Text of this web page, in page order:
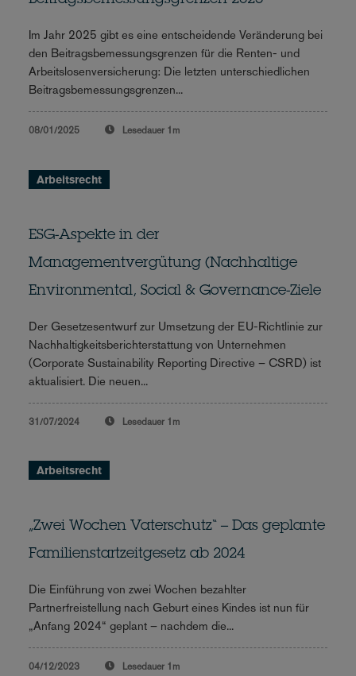
Im Jahr 2025 gibt es eine entscheidende Veränderung bei
den Beitragsbemessungsgrenzen für die Renten- und
Arbeitslosenversicherung: Die letzten unterschiedlichen
Beitragsbemessungsgrenzen...
08/01/2025 Lesedauer 1m
Arbeitsrecht
ESG-Aspekte in der
Managementvergütung (Nachhaltige
Environmental, Social & Governance-Ziele
Der Gesetzesentwurf zur Umsetzung der EU-Richtlinie zur
Nachhaltigkeitsberichterstattung von Unternehmen
(Corporate Sustainability Reporting Directive – CSRD) ist
aktualisiert. Die neuen...
31/07/2024 Lesedauer 1m
Arbeitsrecht
„Zwei Wochen Vaterschutz“ – Das geplante
Familienstartzeitgesetz ab 2024
Die Einführung von zwei Wochen bezahlter
Partnerfreistellung nach Geburt eines Kindes ist nun für
„Anfang 2024“ geplant – nachdem die...
04/12/2023 Lesedauer 1m